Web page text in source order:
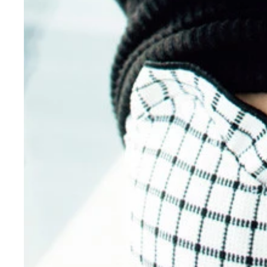
デジタル写真集『あざとエロい。』より 撮影／